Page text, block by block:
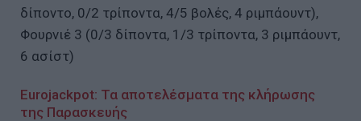
δίποντο, 0/2 τρίποντα, 4/5 βολές, 4 ριμπάουντ),
Φουρνιέ 3 (0/3 δίποντα, 1/3 τρίποντα, 3 ριμπάουντ,
6 ασίστ)
Eurojackpot: Τα αποτελέσματα της κλήρωσης
της Παρασκευής